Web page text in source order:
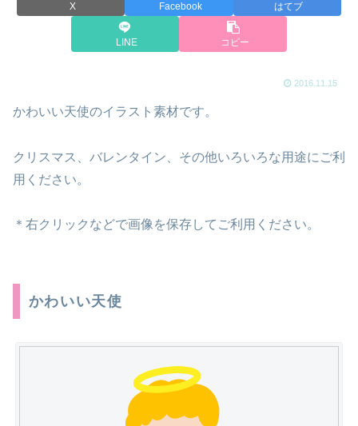
X Facebook はてブ
LINE コピー
2016.11.15
かわいい天使のイラスト素材です。
クリスマス、バレンタイン、その他いろいろな用途にご利
用ください。
＊右クリックなどで画像を保存してご利用ください。
かわいい天使